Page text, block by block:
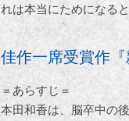
れは本当にためになると
佳作一席受賞作
＝あらすじ＝
本田和香は、脳卒中の